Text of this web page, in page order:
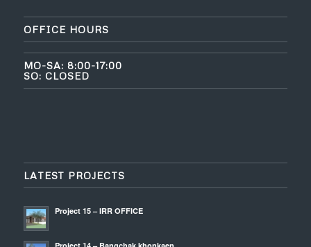
OFFICE HOURS
MO-SA: 8:00-17:00
SO: CLOSED
LATEST PROJECTS
Project 15 – IRR OFFICE